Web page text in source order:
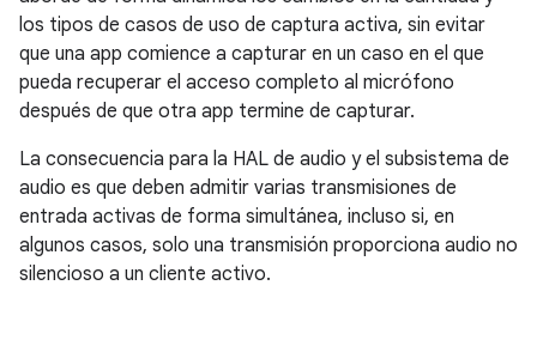
los tipos de casos de uso de captura activa, sin evitar
que una app comience a capturar en un caso en el que
pueda recuperar el acceso completo al micrófono
después de que otra app termine de capturar.
La consecuencia para la HAL de audio y el subsistema de
audio es que deben admitir varias transmisiones de
entrada activas de forma simultánea, incluso si, en
algunos casos, solo una transmisión proporciona audio no
silencioso a un cliente activo.